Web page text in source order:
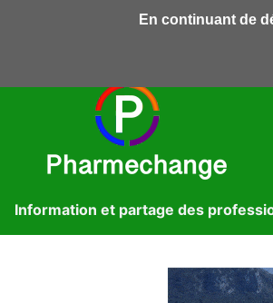
Pharmechange Forums
Information et partage des
En continuant de